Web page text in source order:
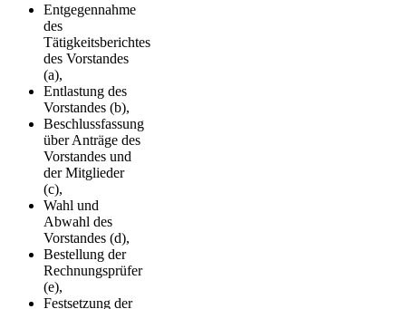
Entgegennahme
des
Tätigkeitsberichtes
des Vorstandes
(a),
Entlastung des
Vorstandes (b),
Beschlussfassung
über Anträge des
Vorstandes und
der Mitglieder
(c),
Wahl und
Abwahl des
Vorstandes (d),
Bestellung der
Rechnungsprüfer
(e),
Festsetzung der